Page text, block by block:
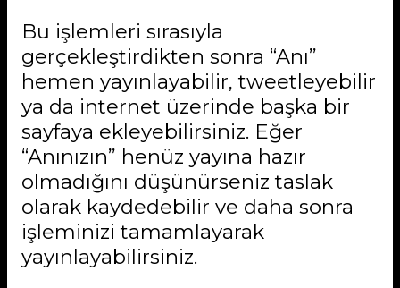
Bu işlemleri sırasıyla
gerçekleştirdikten sonra “Anı”
hemen yayınlayabilir, tweetleyebilir
ya da internet üzerinde başka bir
sayfaya ekleyebilirsiniz. Eğer
“Anınızın” henüz yayına hazır
olmadığını düşünürseniz taslak
olarak kaydedebilir ve daha sonra
işleminizi tamamlayarak
yayınlayabilirsiniz.